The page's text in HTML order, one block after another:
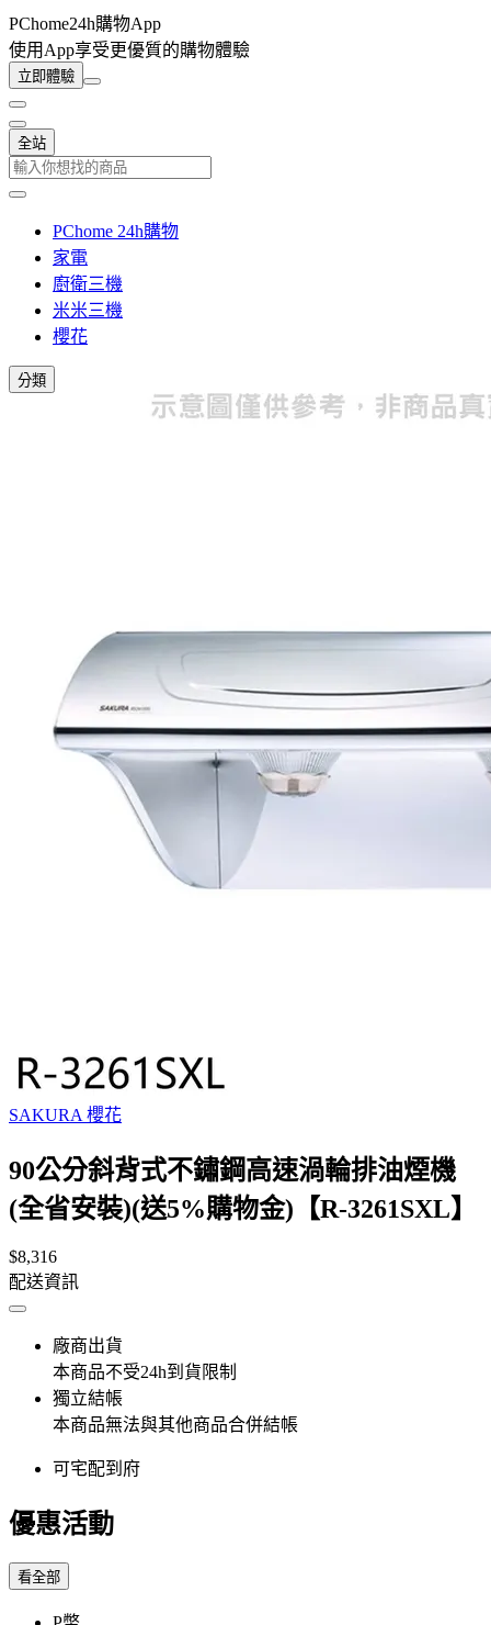
PChome24h購物App
使用App享受更優質的購物體驗
立即體驗
全站
PChome 24h購物
家電
廚衛三機
米米三機
櫻花
分類
SAKURA 櫻花
90公分斜背式不鏽鋼高速渦輪排油煙機
(全省安裝)(送5%購物金)【R-3261SXL】
$8,316
配送資訊
廠商出貨
本商品不受24h到貨限制
獨立結帳
本商品無法與其他商品合併結帳
可宅配到府
優惠活動
看全部